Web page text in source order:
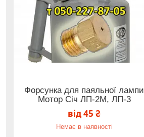
Форсунка для паяльної лампи
Мотор Січ ЛП-2М, ЛП-3
від 45 ₴
Немає в наявності